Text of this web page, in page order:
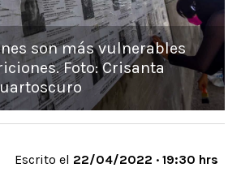
son más vulnerables
Foto: Crisanta
Escrito el 22/04/2022 · 19:30 hrs